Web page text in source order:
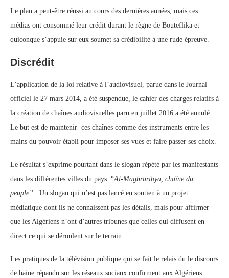
Le plan a peut-être réussi au cours des dernières années, mais ces
médias ont consommé leur crédit durant le règne de Bouteflika et
quiconque s’appuie sur eux soumet sa crédibilité à une rude épreuve.
Discrédit
L’application de la loi relative à l’audiovisuel, parue dans le Journal
officiel le 27 mars 2014, a été suspendue, le cahier des charges relatifs à
la création de chaînes audiovisuelles paru en juillet 2016 a été annulé.
Le but est de maintenir ces chaînes comme des instruments entre les
mains du pouvoir établi pour imposer ses vues et faire passer ses choix.
Le résultat s’exprime pourtant dans le slogan répété par les manifestants
dans les différentes villes du pays: “Al-Maghraribya, chaîne du
peuple”.
Un slogan qui n’est pas lancé en soutien à un projet
médiatique dont ils ne connaissent pas les détails, mais pour affirmer
que les Algériens n’ont d’autres tribunes que celles qui diffusent en
direct ce qui se déroulent sur le terrain.
Les pratiques de la télévision publique qui se fait le relais du le discours
de haine répandu sur les réseaux sociaux confirment aux Algériens